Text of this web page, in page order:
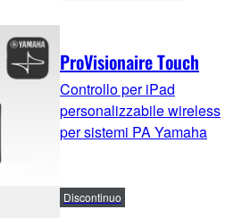
ProVisionaire Touch
Controllo per iPad
personalizzabile wireless
per sistemi PA Yamaha
Discontinuo